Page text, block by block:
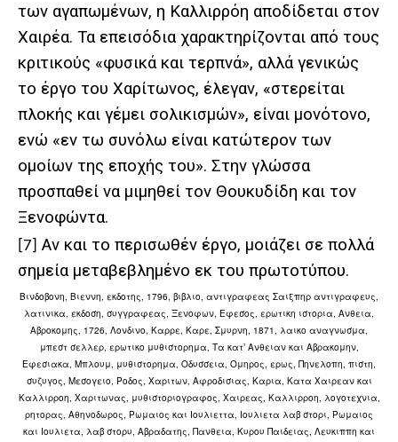
των αγαπωμένων, η Καλλιρρόη αποδίδεται στον
Χαιρέα. Τα επεισόδια χαρακτηρίζονται από τους
κριτικούς «φυσικά και τερπνά», αλλά γενικώς
το έργο του Χαρίτωνος, έλεγαν, «στερείται
πλοκής και γέμει σολικισμών», είναι μονότονο,
ενώ «εν τω συνόλω είναι κατώτερον των
ομοίων της εποχής του». Στην γλώσσα
προσπαθεί να μιμηθεί τον Θουκυδίδη και τον
Ξενοφώντα.
[7]
Αν και το περισωθέν έργο, μοιάζει σε πολλά
σημεία μεταβεβλημένο εκ του πρωτοτύπου.
Βινδοβονη, Βιεννη, εκδοτης, 1796, βιβλιο, αντιγραφεας Σαιξπηρ αντιγραφευς,
λατινικα, εκδοση, συγγραφεας, Ξενοφων, Εφεσος, ερωτικη ιστορια, Ανθεια,
Αβροκομης, 1726, Λονδινο, Καρρε, Καρε, Σμυρνη, 1871, λαικο αναγνωσμα,
μπεστ σελλερ, ερωτικο μυθιστορημα, Τα κατ’ Ανθειαν και Αβρακομην,
Εφεσιακα, Μπλουμ, μυθιστορημα, Οδυσσεια, Ομηρος, ερως, Πηνελοπη, πιστη,
συζυγος, Μεσογειο, Ροδος, Χαριτων, Αφροδισιας, Καρια, Κατα Χαιρεαν και
Καλλιρροη, Χαριτωνας, μυθιστοριογραφος, Χαιρεας, Καλλιρροη, λογοτεχνια,
ρητορας, Αθηνοδωρος, Ρωμαιος και Ιουλιεττα, Ιουλιετα λαβ στορι, Ρωμαιος
και Ιουλιετα, λαβ στορυ, Αβραδατης, Πανθεια, Κυρου Παιδειας, Λευκιππη και